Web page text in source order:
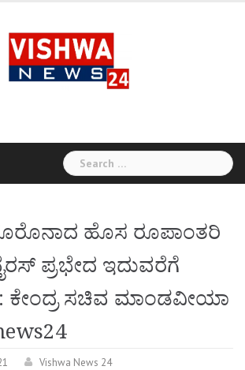
Search
for:
ಹೊಸ ರೂಪಾಂತರಿ
ಪ್ರಭೇದ ಇದುವರೆಗೆ
: ಕೇಂದ್ರ ಸಚಿವ ಮಾಂಡವೀಯಾ
Vishwa News 24